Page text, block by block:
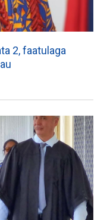
2, faatulaga